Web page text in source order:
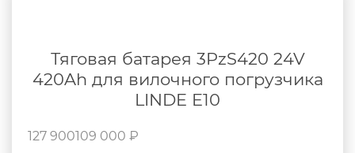
Тяговая батарея 3PzS420 24V
420Ah для вилочного погрузчика
LINDE E10
127 900109 000 ₽